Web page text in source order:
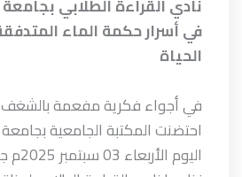
نادي القراءة الطلابي بجامعة
في أسرار حكمة الماء
الحياة
في أجواء فكرية مفعمة
احتضنت المكتبة الجامعية
اليوم